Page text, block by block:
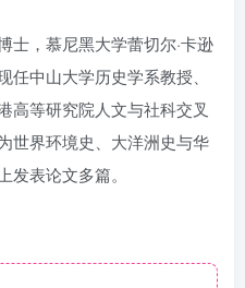
士，慕尼黑大学蕾切尔·卡逊
中山大学历史学系教授、
高等研究院人文与社科交叉
世界环境史、大洋洲史与华
发表论文多篇。